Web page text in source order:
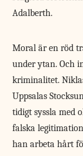
Adalberth.
Moral är en röd
under ytan. Och
kriminalitet.
Uppsalas
tidigt syssla med
falska
han arbeta hårt